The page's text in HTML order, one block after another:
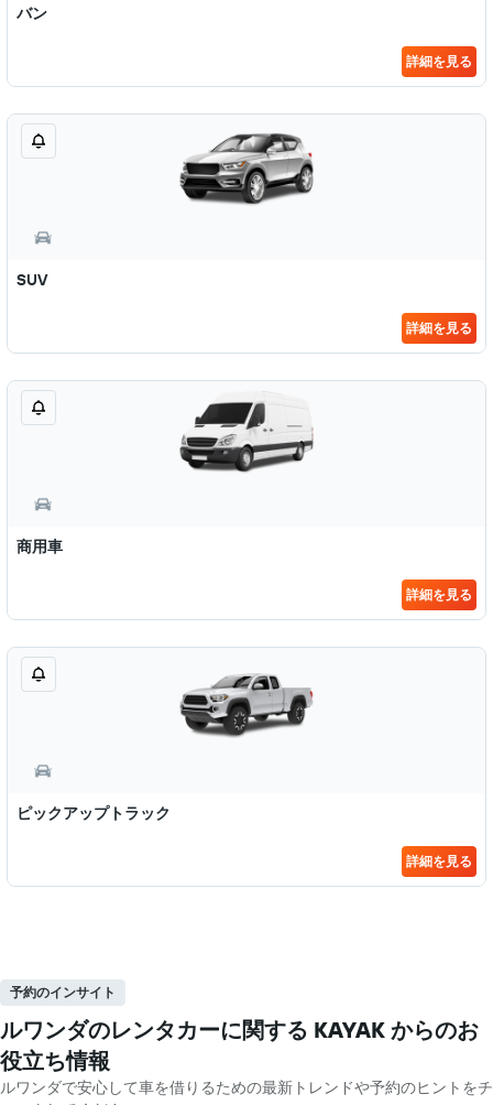
バン
詳細を見る
SUV
詳細を見る
商用車
詳細を見る
ピックアップトラック
詳細を見る
予約のインサイト
ルワンダのレンタカーに関する KAYAK ​からのお
役立ち情報
ルワンダで安心して車を借りるための最新トレンドや予約のヒントをチ